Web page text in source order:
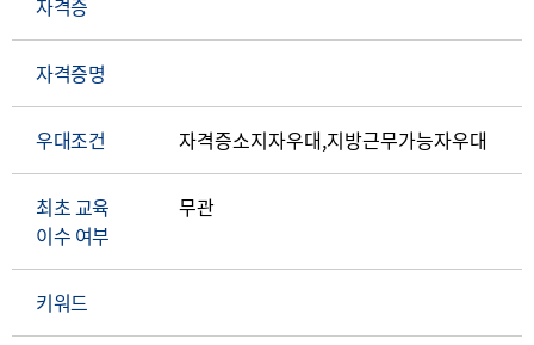
자격증
자격증명
우대조건 자격증소지자우대,지방근무가능자우대
최초 교육
이수 여부
무관
키워드